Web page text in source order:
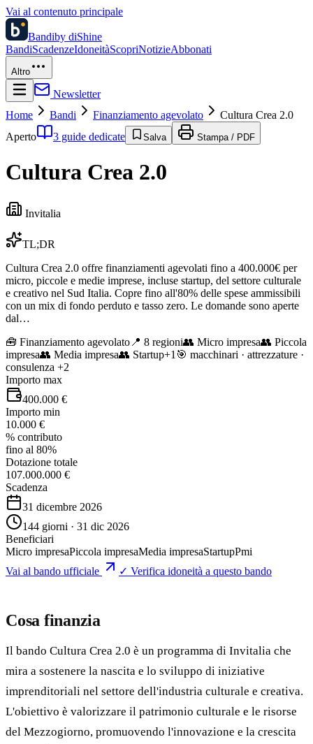
Vai al contenuto principale
Bandiby diShine
BandiScadenzeIdoneitàScopriNotizieAbbonati
Altro
Newsletter
Home
Bandi Finanziamento agevolato
Cultura Crea 2.0
Aperto
3 guide dedicate Salva Stampa / PDF
Cultura Crea 2.0
Invitalia
TL;DR
Cultura Crea 2.0 offre finanziamenti agevolati fino a 400.000€ per
micro, piccole e medie imprese, incluse startup, del settore culturale
e creativo nel Sud Italia. Copre fino all'80% delle spese ammissibili
con un mix di fondo perduto e tasso zero. Le domande sono aperte
dal…
🧰 Finanziamento agevolato 📍 8 regioni👥 Micro impresa👥 Piccola
impresa👥 Media impresa👥 Startup+1 🎯 macchinari · attrezzature ·
consulenza +2
Importo max
400.000 €
Importo min
10.000 €
% contributo
fino al 80%
Dotazione totale
107.000.000 €
Scadenza
31 dicembre 2026
144 giorni · 31 dic 2026
Beneficiari
Micro impresaPiccola impresaMedia impresaStartupPmi
Vai al bando ufficiale
✓ Verifica idoneità a questo bando
Cosa finanzia
Il bando Cultura Crea 2.0 è un programma di Invitalia che
mira a sostenere la nascita e lo sviluppo di iniziative
imprenditoriali nel settore dell'industria culturale e creativa.
L'obiettivo è valorizzare il patrimonio culturale e le risorse
del Mezzogiorno, promuovendo l'innovazione e la crescita